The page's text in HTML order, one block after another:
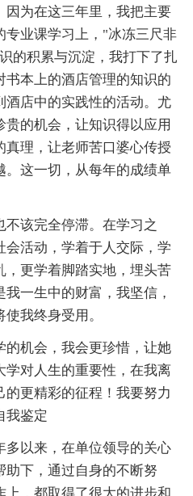
为在这三年里，我把主要
专业课学习上，"冰冻三尺非
的积累与沉淀，我打下了扎
书本上的酒店管理的知识的
酒店中的实践性的活动。尤
的机会，让知识得以应用
理，让老师苦口婆心传授
。这一切，从每年的成绩单
该完全停滞。在学习之
活动，学着于人交际，学
，更学着脚踏实地，埋头苦
一生中的财富，我坚信，
我终身受用。
机会，我会更珍惜，让她
学对人生的重要性，在我离
更精彩的征程！我要努力
我鉴定
以来，在单位领导的关心
助下，通过自身的不断努